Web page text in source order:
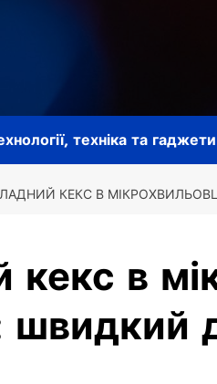
техніка та гаджети
КЕКС В
в
швидкий